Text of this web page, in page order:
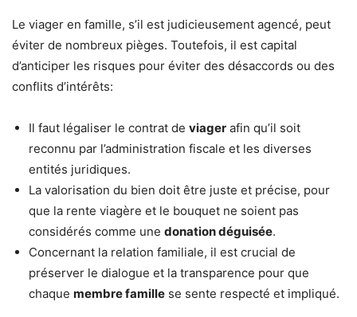
Le viager en famille, s’il est judicieusement agencé, peut
éviter de nombreux pièges. Toutefois, il est capital
d’anticiper les risques pour éviter des désaccords ou des
conflits d’intérêts:
Il faut légaliser le contrat de viager afin qu’il soit
reconnu par l’administration fiscale et les diverses
entités juridiques.
La valorisation du bien doit être juste et précise, pour
que la rente viagère et le bouquet ne soient pas
considérés comme une donation déguisée.
Concernant la relation familiale, il est crucial de
préserver le dialogue et la transparence pour que
chaque membre famille se sente respecté et impliqué.